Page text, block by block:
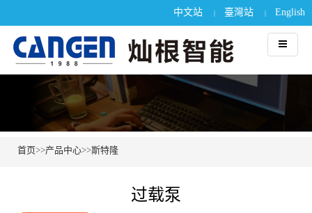
中文站 | 臺灣站 | English
首页>>产品中心>>斯特隆
过载泵